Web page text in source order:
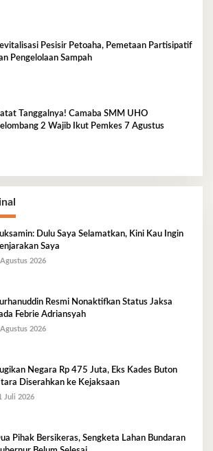
Pesisir Petoaha, Pemetaan Partisipatif
Pengelolaan Sampah
Tanggalnya! Camaba SMM UHO
2 Wajib Ikut Pemkes 7 Agustus
Dulu Saya Selamatkan, Kini Kau Ingin
Saya
2026
Resmi Nonaktifkan Status Jaksa
Febrie Adriansyah
2026
Negara Rp 475 Juta, Eks Kades Buton
Diserahkan ke Kejaksaan
Juli 2026
Pihak Bersikeras, Sengketa Lahan Bundaran